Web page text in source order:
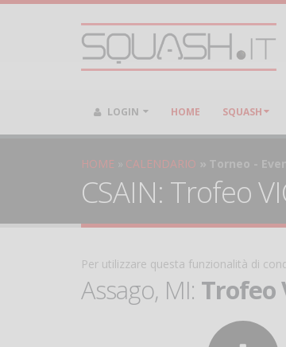
LOGIN HOME SQUASH
HOME CALENDARIO Torneo -
CSAIN: Trofeo
Per utilizzare questa funzionalità di
Assago, MI: Trofeo